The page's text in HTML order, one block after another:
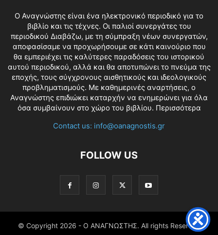
O Αναγνώστης είναι ένα ηλεκτρονικό περιοδικό για το
βιβλίο και τις τέχνες. Οι παλιοί συνεργάτες του
περιοδικού Διαβάζω, με τη σύμπραξη νέων συνεργατών,
αποφασίσαμε να προχωρήσουμε σε κάτι καινούριο που
θα εμπεριέχει τις καλύτερες παραδόσεις του ιστορικού
αυτού περιοδικού, αλλά και θα αποτυπώνει το πνεύμα της
εποχής, τους σύγχρονους αισθητικούς και ιδεολογικούς
προβληματισμούς. Με καθημερινές αναρτήσεις, ο
Αναγνώστης επιδιώκει καταρχήν να ενημερώνει για όλα
όσα συμβαίνουν στο χώρο του βιβλίου. Περισσότερα
Contact us: info@oanagnostis.gr
FOLLOW US
© Copyright 2026 - Ο ΑΝΑΓΝΩΣΤΗΣ. All rights Reserved